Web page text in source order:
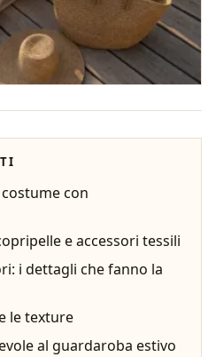
con
e accessori tessili
i dettagli che fanno la
le texture
al guardaroba estivo